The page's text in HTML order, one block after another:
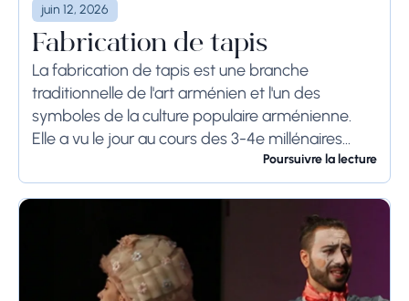
juin 12, 2026
Fabrication de tapis
La fabrication de tapis est une branche
traditionnelle de l'art arménien et l'un des
symboles de la culture populaire arménienne.
Elle a vu le jour au cours des 3-4e millénaires
avant J.-C., comme en témoignent les...Poursuivre la lecture